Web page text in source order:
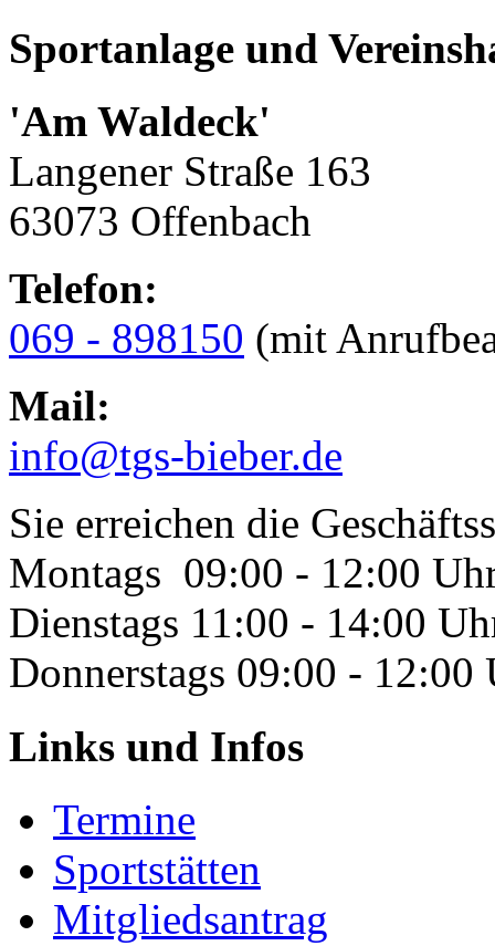
Sportanlage und
'Am Waldeck'
Langener Straße 163
63073 Offenbach
Telefon:
069 - 898150 (mit
Mail:
info@tgs-bieber.de
Sie erreichen die
Montags 09:00 - 12:00
Dienstags 11:00 - 14:00
Donnerstags 09:00 - 12:00
Links und Infos
Termine
Sportstätten
Mitgliedsantrag